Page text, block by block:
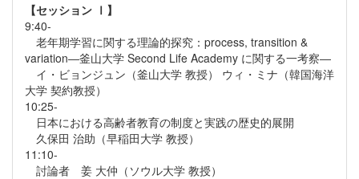
【セッション Ⅰ】
9:40-
老年期学習に関する理論的探究：process, transition &
variation―釜山大学 Second Life Academy に関する一考察―
イ・ビョンジュン（釜山大学 教授） ウィ・ミナ（韓国海洋
大学 契約教授）
10:25-
日本における高齢者教育の制度と実践の歴史的展開
久保田 治助（早稲田大学 教授）
11:10-
討論者 姜 大仲（ソウル大学 教授）